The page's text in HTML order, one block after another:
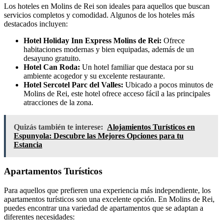
Los hoteles en Molins de Rei son ideales para aquellos que buscan
servicios completos y comodidad. Algunos de los hoteles más
destacados incluyen:
Hotel Holiday Inn Express Molins de Rei: Ofrece
habitaciones modernas y bien equipadas, además de un
desayuno gratuito.
Hotel Can Roda: Un hotel familiar que destaca por su
ambiente acogedor y su excelente restaurante.
Hotel Sercotel Parc del Valles: Ubicado a pocos minutos de
Molins de Rei, este hotel ofrece acceso fácil a las principales
atracciones de la zona.
Quizás también te interese: Alojamientos Turísticos en
Espunyola: Descubre las Mejores Opciones para tu
Estancia
Apartamentos Turísticos
Para aquellos que prefieren una experiencia más independiente, los
apartamentos turísticos son una excelente opción. En Molins de Rei,
puedes encontrar una variedad de apartamentos que se adaptan a
diferentes necesidades: